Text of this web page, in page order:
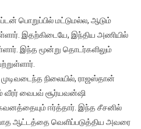
ஐயர்
கேப்டனாக
நியமிக்கப்பட்டுள்ளார்
பொறுப்பில் மட்டுமல்ல, ஆடும்
இதற்கிடையே, இந்திய அணியில்
இந்த மூன்று தொடர்களிலும்
முடிவடைந்த நிலையில், ராஜஸ்தான்
வீரர் வைபவ் சூர்யவன்ஷி
ஈர்த்தார். இந்த சீசனில்
ஆட்டத்தை வெளிப்படுத்திய அவரை